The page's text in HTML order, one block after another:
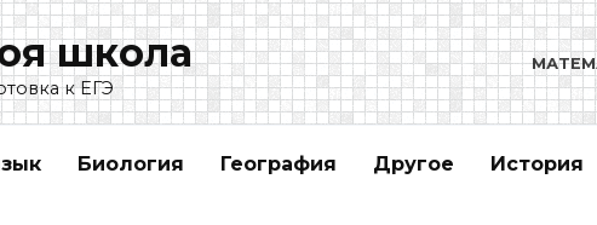
школа
к ЕГЭ
Биология География Другое История